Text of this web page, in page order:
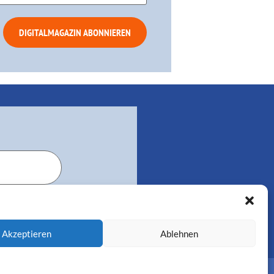
Akzeptieren Ablehnen